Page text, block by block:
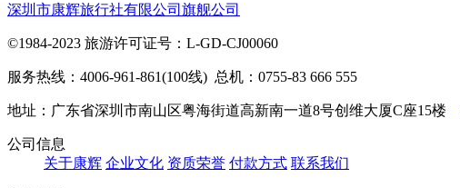
深圳市康辉旅行社有限公司旗舰公司
©1984-2023 旅游许可证号：L-GD-CJ00060
服务热线：4006-961-861(100线) 总机：0755-83 666 555
地址：广东省深圳市南山区粤海街道高新南一道8号创维大厦C座15楼
公司信息
关于康辉 企业文化 资质荣誉 付款方式 联系我们